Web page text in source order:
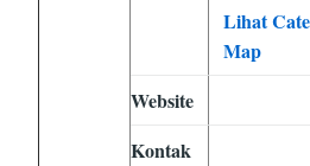
Lihat
Map
Website
Kontak